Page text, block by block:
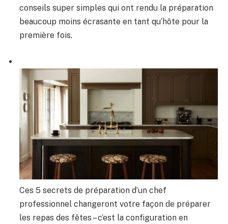
conseils super simples qui ont rendu la préparation
beaucoup moins écrasante en tant qu’hôte pour la
première fois.
Ces 5 secrets de préparation d’un chef
professionnel changeront votre façon de préparer
les repas des fêtes – c’est la configuration en